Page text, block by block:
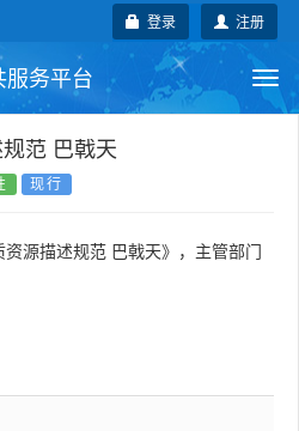
注册
登录
服务平台
业标准
委员会
范 巴戟天
现行
源描述规范 巴戟天》，主管部门